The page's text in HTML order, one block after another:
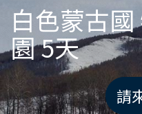
白色蒙古
園 5天
請